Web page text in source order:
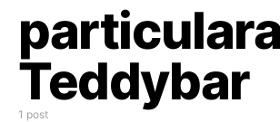
particulara
Teddybar
1 post